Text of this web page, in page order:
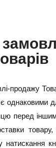
продажу
однаковими
перед
товару,